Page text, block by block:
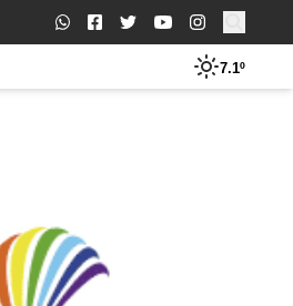
Buscar:
7.1º